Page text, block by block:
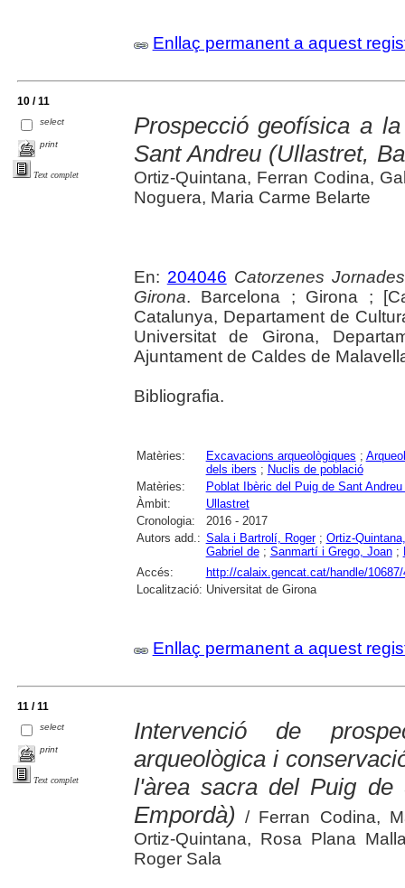
Enllaç permanent a aquest
10 / 11
select
print
Text complet
Prospecció geofísica a
Sant Andreu (Ullastret,
Ortiz-Quintana, Ferran Codina,
Noguera, Maria Carme Belarte
En: 204046 Catorzenes
Girona. Barcelona ; Girona ;
Catalunya, Departament de
Universitat de Girona,
Ajuntament de Caldes de
Bibliografia.
Matèries: Excavacions arqueològiques ;
dels ibers ; Nuclis de població
Matèries:
Poblat Ibèric del Puig de Sant
Àmbit:
Ullastret
Cronologia:
2016 - 2017
Autors add.: Sala i Bartrolí, Roger; Ortiz-
Gabriel de; Sanmartí i Grego, Joan;
Accés:
http://calaix.gencat.cat/handle/10687/
Localització: Universitat de Girona
Enllaç permanent a aquest
11 / 11
select
print
Text complet
Intervenció de
arqueològica i
l'àrea sacra del Puig de
Empordà) / Ferran Codina,
Ortiz-Quintana, Rosa Plana
Roger Sala